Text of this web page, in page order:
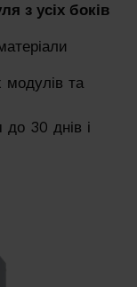
з усіх боків
модулів та
до 30 днів і